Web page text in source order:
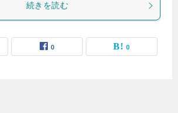
続きを読む
0 0